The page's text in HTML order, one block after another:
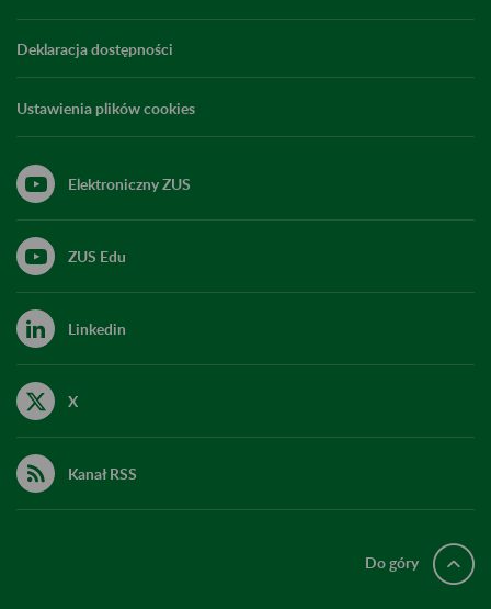
Deklaracja dostępności
Ustawienia plików cookies
Elektroniczny ZUS
ZUS Edu
Linkedin
X
Kanał RSS
Do góry